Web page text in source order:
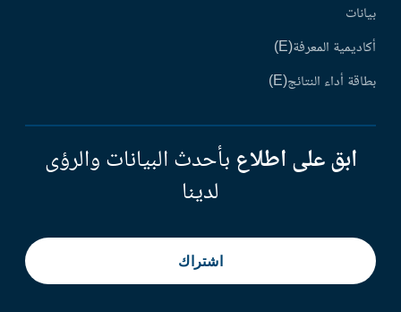
بيانات
أكاديمية المعرفة(E)
بطاقة أداء النتائج(E)
ابق على اطلاع بأحدث البيانات والرؤى
لدينا
اشتراك